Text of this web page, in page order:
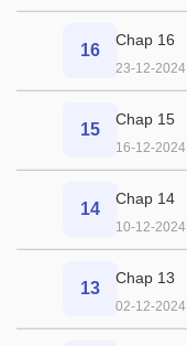
16
Chap 16
23-12-2024
15
Chap 15
16-12-2024
14
Chap 14
10-12-2024
13
Chap 13
02-12-2024